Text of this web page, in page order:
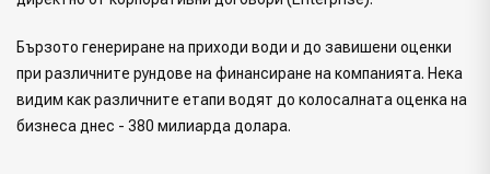
Бързото генериране на приходи води и до завишени оценки
при различните рундове на финансиране на компанията. Нека
видим как различните етапи водят до колосалната оценка на
бизнеса днес - 380 милиарда долара.